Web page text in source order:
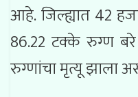
आहे. जिल्ह्यात 42
86.22 टक्के रुग्ण
रुग्णांचा मृत्यू झाला